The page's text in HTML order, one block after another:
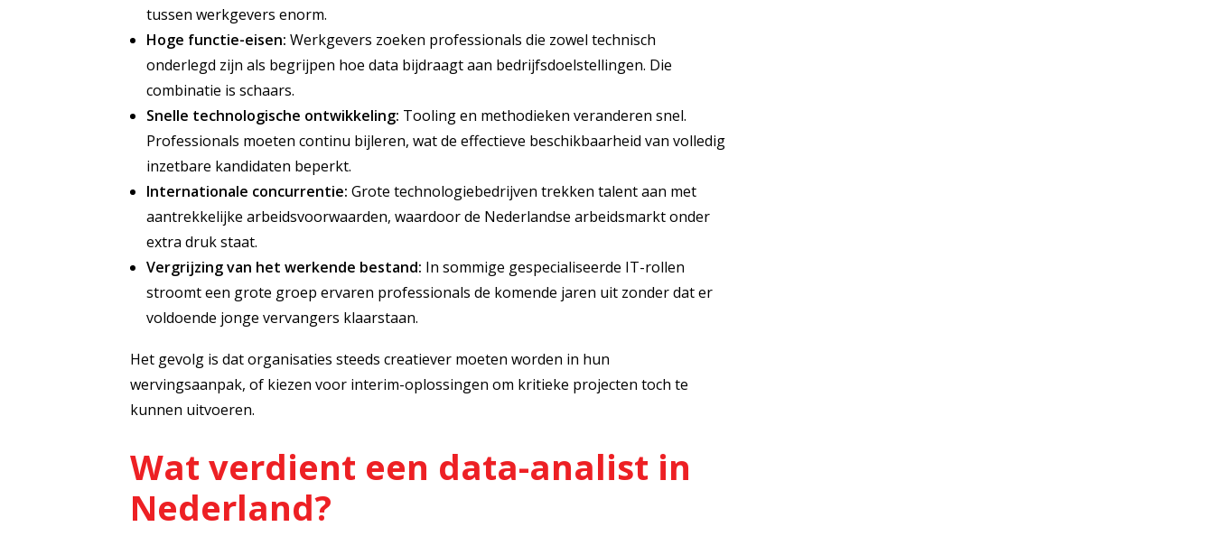
tussen werkgevers enorm.
Hoge functie-eisen: Werkgevers zoeken professionals die zowel technisch
onderlegd zijn als begrijpen hoe data bijdraagt aan bedrijfsdoelstellingen. Die
combinatie is schaars.
Snelle technologische ontwikkeling: Tooling en methodieken veranderen snel.
Professionals moeten continu bijleren, wat de effectieve beschikbaarheid van volledig
inzetbare kandidaten beperkt.
Internationale concurrentie: Grote technologiebedrijven trekken talent aan met
aantrekkelijke arbeidsvoorwaarden, waardoor de Nederlandse arbeidsmarkt onder
extra druk staat.
Vergrijzing van het werkende bestand: In sommige gespecialiseerde IT-rollen
stroomt een grote groep ervaren professionals de komende jaren uit zonder dat er
voldoende jonge vervangers klaarstaan.
Het gevolg is dat organisaties steeds creatiever moeten worden in hun
wervingsaanpak, of kiezen voor interim-oplossingen om kritieke projecten toch te
kunnen uitvoeren.
Wat verdient een data-analist in
Nederland?